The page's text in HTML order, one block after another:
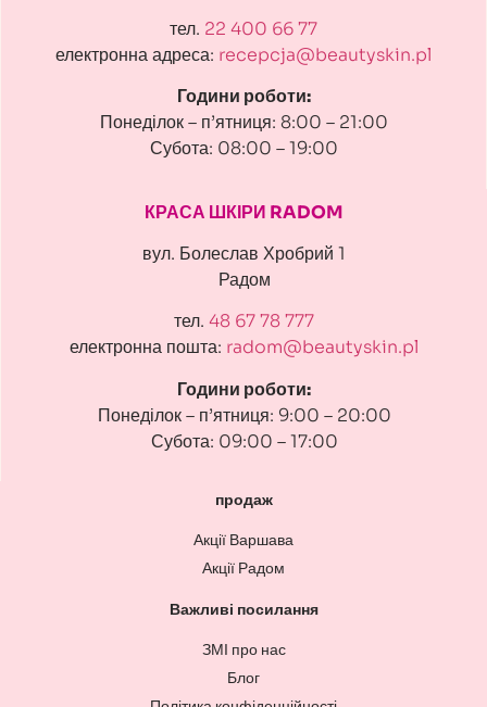
тел. 22 400 66 77
електронна адреса: recepcja@beautyskin.pl
Години роботи:
Понеділок – п’ятниця: 8:00 – 21:00
Субота: 08:00 – 19:00
КРАСА ШКІРИ RADOM
вул. Болеслав Хробрий 1
Радом
тел. 48 67 78 777
електронна пошта: radom@beautyskin.pl
Години роботи:
Понеділок – п’ятниця: 9:00 – 20:00
Субота: 09:00 – 17:00
продаж
Акції Варшава
Акції Радом
Важливі посилання
ЗМІ про нас
Блог